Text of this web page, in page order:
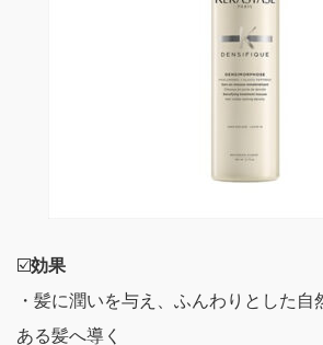
☑️効果
・髪に潤いを与え、ふんわりとした
ある髪へ導く